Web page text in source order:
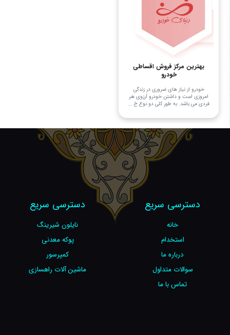
بهترین مرکز فروش اقساطی
خودرو
خودرو از نیاز های ضروری در زندگی
امروزی است و داشتن خودرو آرزوی هر
فردی می باشد. به طور کلی دو نوع خ ...
دسترسی سریع
خانه
استخدام
درباره ما
سوالات متداول
تماس با ما
دسترسی سریع
نایلون شیرینگ
پوکه معدنی
کمپرسور
ماشین آلات راهسازی